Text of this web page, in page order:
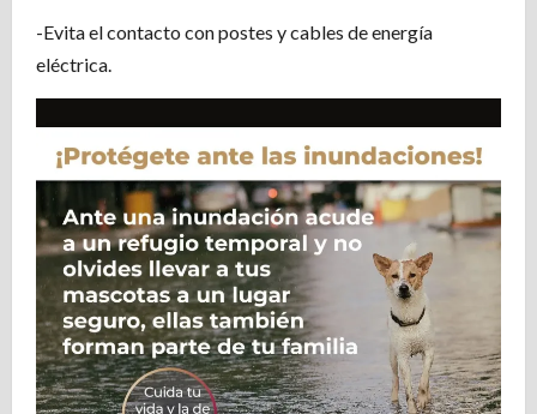
-Evita el contacto con postes y cables de energía
eléctrica.